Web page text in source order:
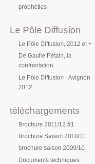
prophéties
Le Pôle Diffusion
Le Pôle Diffusion, 2012 et +
De Gaulle Pétain, la
confrontation
Le Pôle Diffusion - Avignon
2012
téléchargements
Brochure 2011/12 #1
Brochure Saison 2010/11
brochure saison 2009/10
Documents techniques